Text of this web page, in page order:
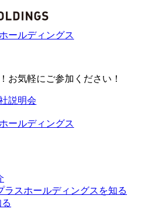
お気軽にご参加ください！
ラスホールディングスを知る